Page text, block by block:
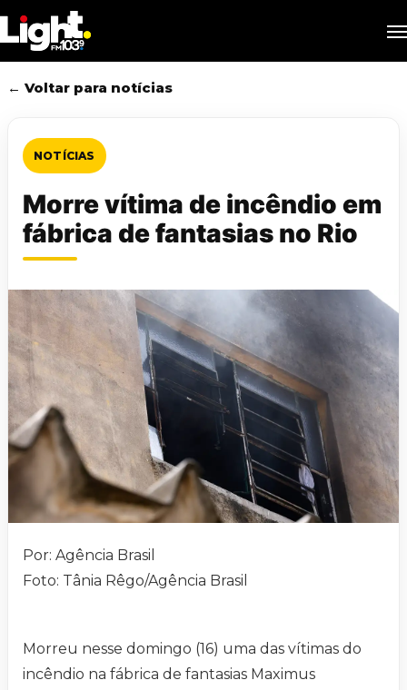
to
main
content
← Voltar para notícias
NOTÍCIAS
Morre vítima de incêndio em
fábrica de fantasias no Rio
Por: Agência Brasil
Foto: Tânia Rêgo/Agência Brasil
Morreu nesse domingo (16) uma das vítimas do
incêndio na fábrica de fantasias Maximus